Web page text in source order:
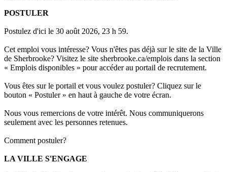
POSTULER
Postulez d'ici le 30 août 2026, 23 h 59.
Cet emploi vous intéresse? Vous n'êtes pas déjà sur le site de la Ville
de Sherbrooke? Visitez le site sherbrooke.ca/emplois dans la section
« Emplois disponibles » pour accéder au portail de recrutement.
Vous êtes sur le portail et vous voulez postuler? Cliquez sur le
bouton « Postuler » en haut à gauche de votre écran.
Nous vous remercions de votre intérêt. Nous communiquerons
seulement avec les personnes retenues.
Comment postuler?
LA VILLE S'ENGAGE